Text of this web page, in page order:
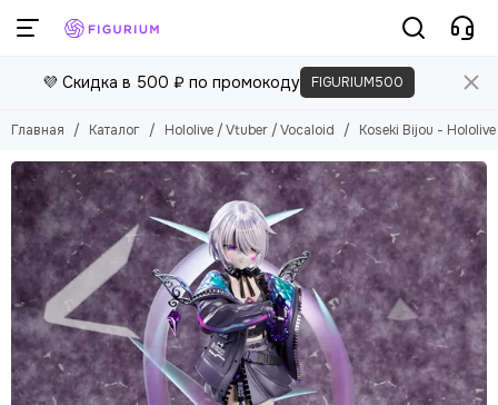
💜 Скидка в 500 ₽ по промокоду FIGURIUM500
Главная Каталог Hololive / Vtuber / Vocaloid Koseki Bijou - Hololive